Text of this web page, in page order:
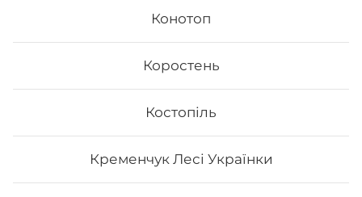
Конотоп
Коростень
Костопіль
Кременчук Лесі Українки
Філадельфія класична з лососем
Вага: 310 г Склад: норі, рис, сир філа, лосось